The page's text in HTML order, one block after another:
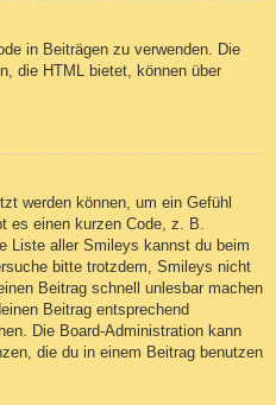
in Beiträgen zu verwenden. Die
die HTML bietet, können über
werden können, um ein Gefühl
es einen kurzen Code, z. B.
Liste aller Smileys kannst du beim
bitte trotzdem, Smileys nicht
Beitrag schnell unlesbar machen
Beitrag entsprechend
Die Board-Administration kann
die du in einem Beitrag benutzen